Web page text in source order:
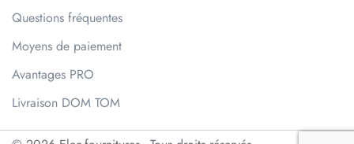
Questions fréquentes
Moyens de paiement
Avantages PRO
Livraison DOM TOM